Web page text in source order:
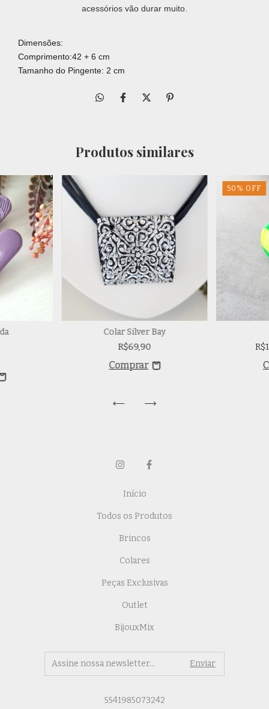
acessórios vão durar muito.
Dimensões:
Comprimento:42 + 6 cm
Tamanho do Pingente: 2 cm
Produtos similares
Colar Silver Bay
R$69,90
50 % OFF
Início
Todos os Produtos
Brincos
Colares
Peças Exclusivas
Outlet
BijouxMix
5541985073242